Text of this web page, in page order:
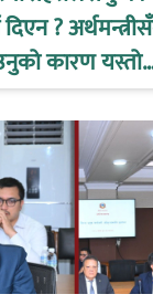
दिएन ?
कारण